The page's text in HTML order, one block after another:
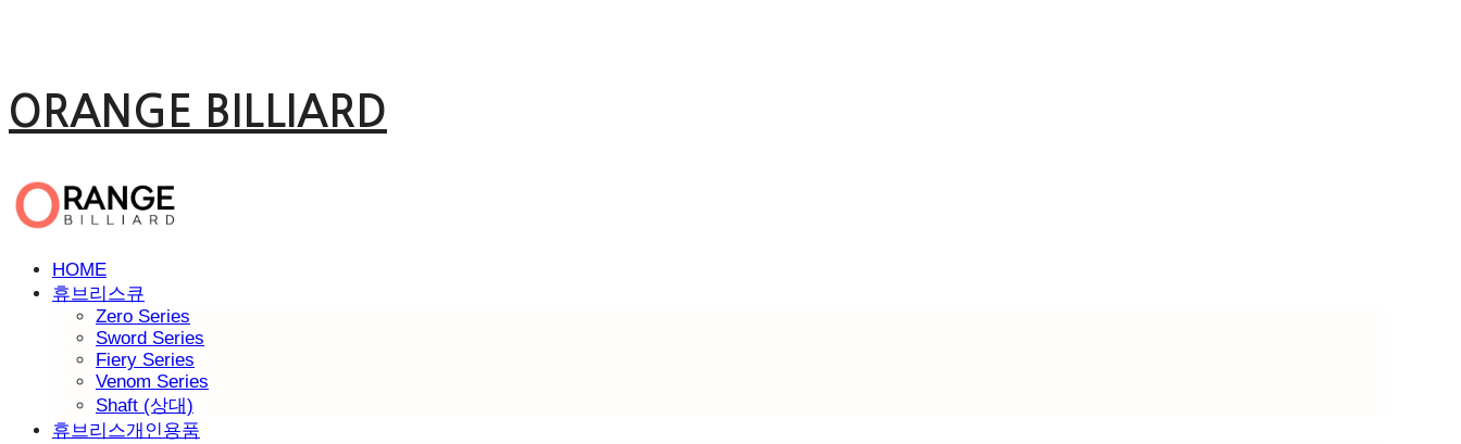
ORANGE BILLIARD
HOME
휴브리스큐
Zero Series
Sword Series
Fiery Series
Venom Series
Shaft (상대)
휴브리스개인용품